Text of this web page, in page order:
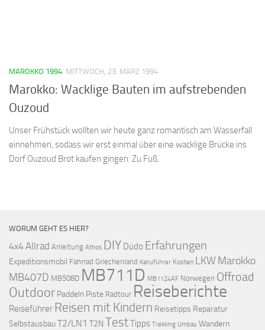
MAROKKO 1994 MITTWOCH, 23. MÄRZ 1994
Marokko: Wacklige Bauten im aufstrebenden
Ouzoud
Unser Frühstück wollten wir heute ganz romantisch am Wasserfall
einnehmen, sodass wir erst einmal über eine wacklige Brücke ins
Dorf Ouzoud Brot kaufen gingen. Zu Fuß.
WORUM GEHT ES HIER?
4x4 Allrad Anleitung Athos DIY Düdo Erfahrungen
Expeditionsmobil Fahrrad Griechenland Kanuführer Kosten LKW Marokko
MB407D MB508D MB711D MB1124AF Norwegen Offroad
Outdoor Paddeln Piste Radtour Reiseberichte
Reiseführer Reisen mit Kindern Reisetipps Reparatur
SelbstausbauT2/LN1 T2N TestTipps Trekking Umbau Wandern